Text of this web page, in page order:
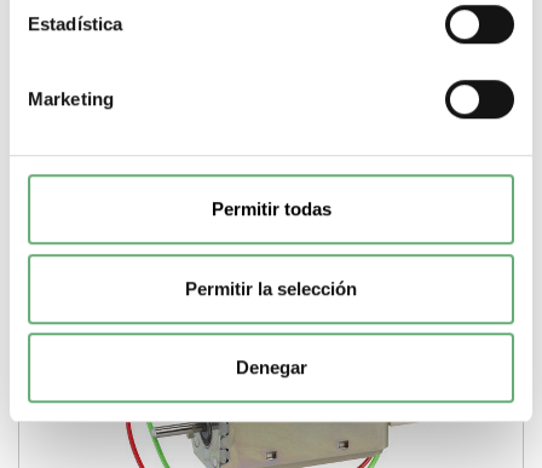
Estadística
Marketing
Permitir todas
Permitir la selección
Denegar
circuito de control
controlCorriente alterna (AC, CA)